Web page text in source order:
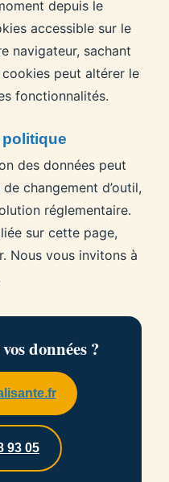
depuis le
accessible sur le
navigateur, sachant
peut altérer le
fonctionnalités.
des données peut
changement d’outil,
réglementaire.
sur cette page,
Nous vous invitons à
données ?
93 05